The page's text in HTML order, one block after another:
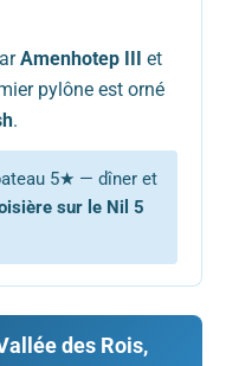
Amenhotep III
et
pylône est orné
.
5★ — dîner et
sur le Nil 5
des Rois,